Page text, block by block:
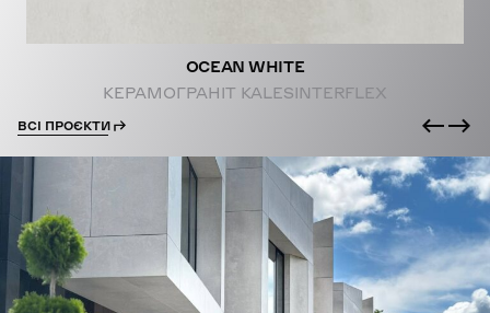
OCEAN WHITE
КЕРАМОГРАНІТ KALESINTERFLEX
ВСІ ПРОЄКТИ